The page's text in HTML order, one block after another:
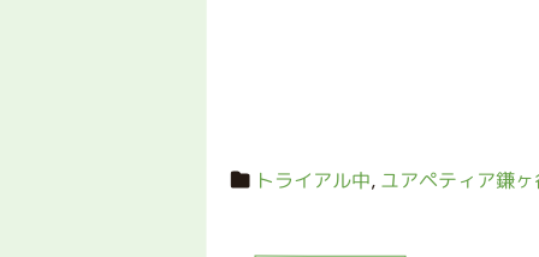
トライアル中, ユアペティア鎌